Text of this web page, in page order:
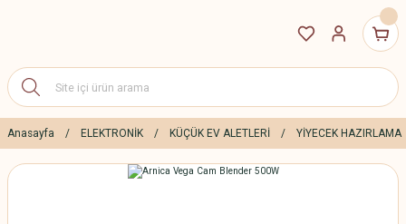
Anasayfa ELEKTRONİK KÜÇÜK EV ALETLERİ YİYECEK HAZIRLAMA